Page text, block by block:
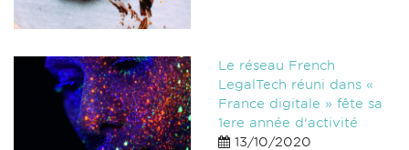
Le réseau French
LegalTech réuni dans «
France digitale » fête sa
1ere année d’activité
13/10/2020